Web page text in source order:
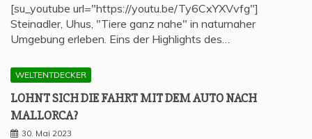
[su_youtube url="https://youtu.be/Ty6CxYXVvfg"]
Steinadler, Uhus, "Tiere ganz nahe" in naturnaher
Umgebung erleben. Eins der Highlights des…
WELTENTDECKER
LOHNT SICH DIE FAHRT MIT DEM AUTO NACH
MALLORCA?
30. Mai 2023